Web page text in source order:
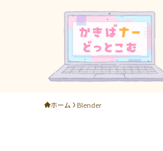
ホーム Blender